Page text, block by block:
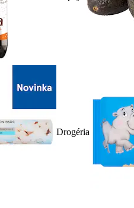
Drogéria